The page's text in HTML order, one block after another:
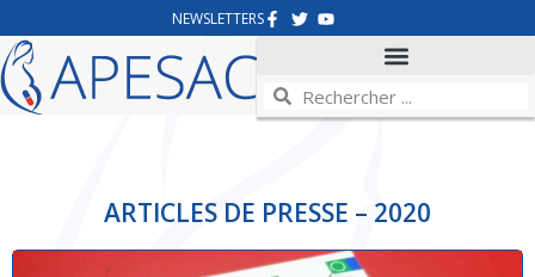
NEWSLETTERS
ARTICLES DE PRESSE – 2020